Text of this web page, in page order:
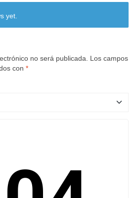
yet.
no será publicada.
Los campos
con *